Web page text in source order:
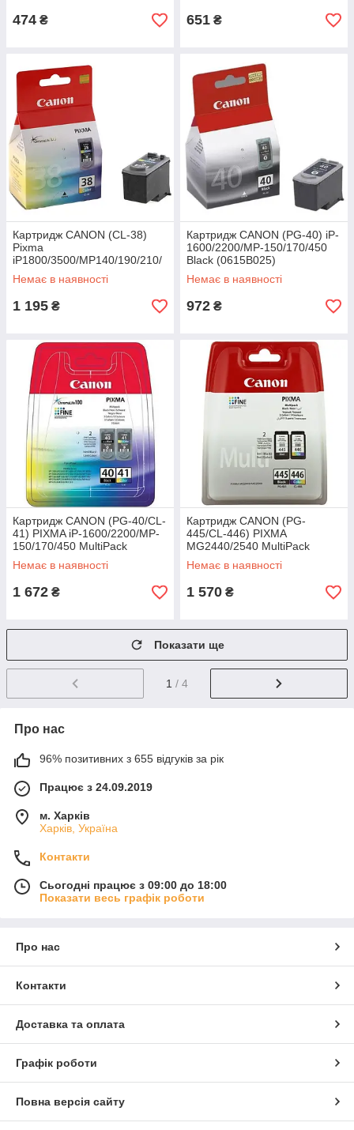
474 ₴ 651 ₴
Картридж CANON (CL-38)
Pixma
iP1800/3500/MP140/190/210/
220/MX300/310 (2146B005)
Немає в наявності
1 195 ₴
Картридж CANON (PG-40) iP-
1600/2200/MP-150/170/450
Black (0615B025)
Немає в наявності
972 ₴
Картридж CANON (PG-40/CL-
41) PIXMA iP-1600/2200/MP-
150/170/450 MultiPack
(0615B043)
Немає в наявності
1 672 ₴
Картридж CANON (PG-
445/CL-446) PIXMA
MG2440/2540 MultiPack
(8283B004)
Немає в наявності
1 570 ₴
Показати ще
1 / 4
Про нас
96% позитивних з 655 відгуків за рік
Працює з 24.09.2019
м. Харків
Харків, Україна
Контакти
Сьогодні працює з 09:00 до 18:00
Показати весь графік роботи
Про нас
Контакти
Доставка та оплата
Графік роботи
Повна версія сайту